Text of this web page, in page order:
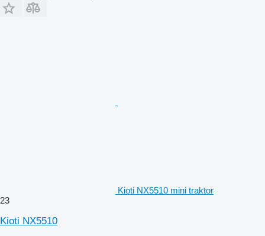
Kioti NX5510 mini traktor
23
Kioti NX5510